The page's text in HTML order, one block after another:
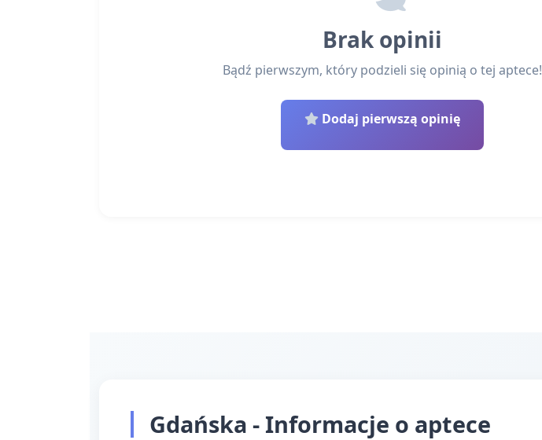
Brak opinii
Bądź pierwszym, który podzieli się opinią o tej aptece!
Dodaj pierwszą opinię
Gdańska - Informacje o aptece